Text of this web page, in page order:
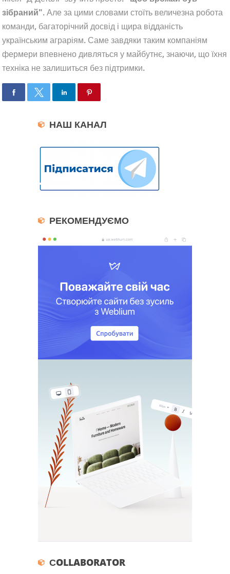
зібраний". Але за цими словами стоїть величезна робота
команди, багаторічний досвід і щира відданість
українським аграріям. Саме завдяки таким компаніям
фермери впевнено дивляться у майбутнє, знаючи, що їхня
техніка не залишиться без підтримки.
НАШ КАНАЛ
РЕКОМЕНДУЄМО
СOLLABORATOR